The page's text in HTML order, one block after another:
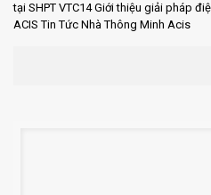
tại SHPT VTC14 Giới thiệu giải pháp
ACIS Tin Tức Nhà Thông Minh Acis